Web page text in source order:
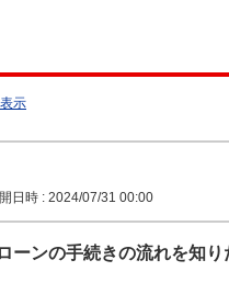
示
日時 : 2024/07/31 00:00
ーンの手続きの流れを知り